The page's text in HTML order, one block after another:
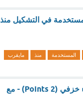
في التشكيل منذ
المستخدمة منذ
مايقرب
تستعمل طريقة التشكيل بالحبال للحصول على قطع ذات بناء خزفي (2 Points) - مع